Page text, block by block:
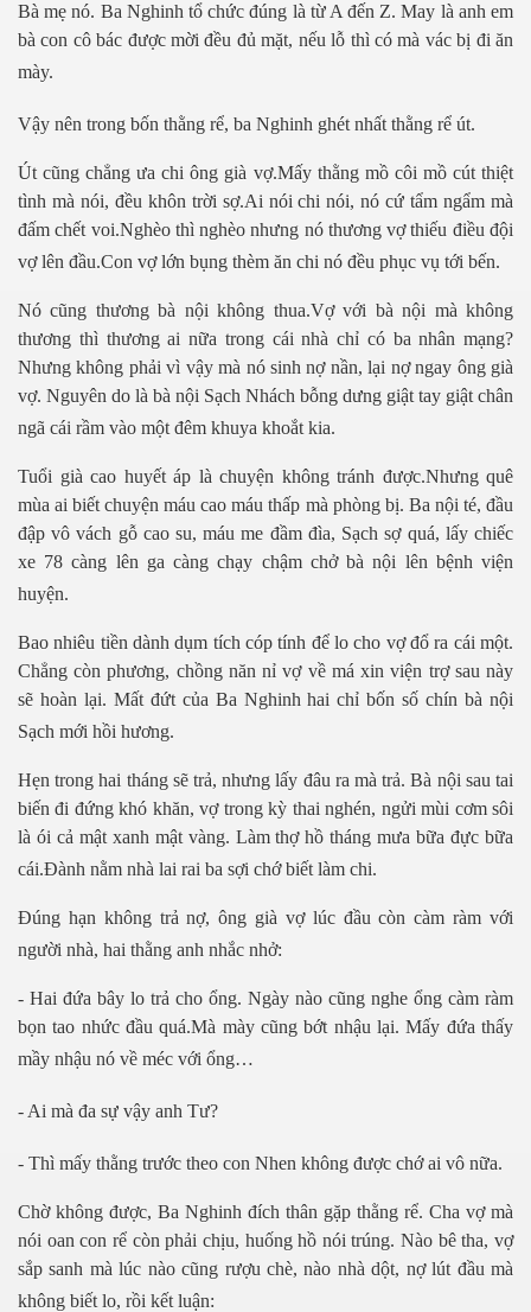
Bà mẹ nó. Ba Nghinh tổ chức đúng là từ A đến Z. May là anh em
bà con cô bác được mời đều đủ mặt, nếu lỗ thì có mà vác bị đi ăn
mày.
Vậy nên trong bốn thằng rể, ba Nghinh ghét nhất thằng rể út.
Út cũng chẳng ưa chi ông già vợ.Mấy thằng mồ côi mồ cút thiệt
tình mà nói, đều khôn trời sợ.Ai nói chi nói, nó cứ tẩm ngẩm mà
đấm chết voi.Nghèo thì nghèo nhưng nó thương vợ thiếu điều đội
vợ lên đầu.Con vợ lớn bụng thèm ăn chi nó đều phục vụ tới bến.
Nó cũng thương bà nội không thua.Vợ với bà nội mà không
thương thì thương ai nữa trong cái nhà chỉ có ba nhân mạng?
Nhưng không phải vì vậy mà nó sinh nợ nần, lại nợ ngay ông già
vợ. Nguyên do là bà nội Sạch Nhách bỗng dưng giật tay giật chân
ngã cái rầm vào một đêm khuya khoắt kia.
Tuổi già cao huyết áp là chuyện không tránh được.Nhưng quê
mùa ai biết chuyện máu cao máu thấp mà phòng bị. Ba nội té, đầu
đập vô vách gỗ cao su, máu me đầm đìa, Sạch sợ quá, lấy chiếc
xe 78 càng lên ga càng chạy chậm chở bà nội lên bệnh viện
huyện.
Bao nhiêu tiền dành dụm tích cóp tính để lo cho vợ đổ ra cái một.
Chẳng còn phương, chồng năn nỉ vợ về má xin viện trợ sau này
sẽ hoàn lại. Mất đứt của Ba Nghinh hai chỉ bốn số chín bà nội
Sạch mới hồi hương.
Hẹn trong hai tháng sẽ trả, nhưng lấy đâu ra mà trả. Bà nội sau tai
biến đi đứng khó khăn, vợ trong kỳ thai nghén, ngửi mùi cơm sôi
là ói cả mật xanh mật vàng. Làm thợ hồ tháng mưa bữa đực bữa
cái.Đành nằm nhà lai rai ba sợi chớ biết làm chi.
Đúng hạn không trả nợ, ông già vợ lúc đầu còn càm ràm với
người nhà, hai thằng anh nhắc nhở:
- Hai đứa bây lo trả cho ổng. Ngày nào cũng nghe ổng càm ràm
bọn tao nhức đầu quá.Mà mày cũng bớt nhậu lại. Mấy đứa thấy
mầy nhậu nó về méc với ổng…
- Ai mà đa sự vậy anh Tư?
- Thì mấy thằng trước theo con Nhen không được chớ ai vô nữa.
Chờ không được, Ba Nghinh đích thân gặp thằng rể. Cha vợ mà
nói oan con rể còn phải chịu, huống hồ nói trúng. Nào bê tha, vợ
sắp sanh mà lúc nào cũng rượu chè, nào nhà dột, nợ lút đầu mà
không biết lo, rồi kết luận: